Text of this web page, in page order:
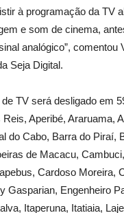
à programação da TV
e som de cinema,
analógico”, comentou
Seja Digital.
TV será desligado em
Reis, Aperibé, Araruama,
do Cabo, Barra do Piraí,
de Macacu,
Cardoso Moreira,
Gasparian, Engenheiro
Itaperuna, Itatiaia,